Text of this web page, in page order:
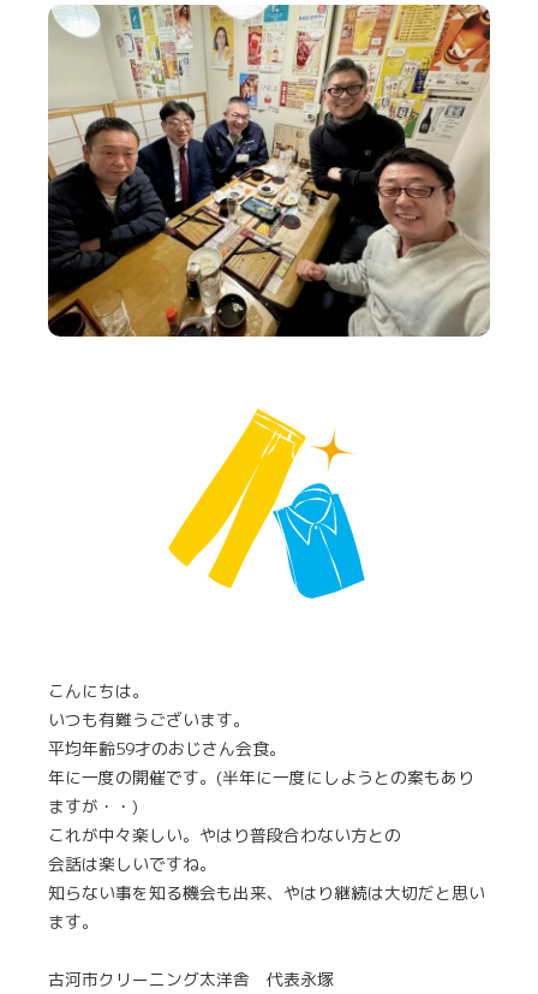
こんにちは。
いつも有難うございます。
平均年齢59才のおじさん会食。
年に一度の開催です。(半年に一度にしようとの案もあり
ますが・・)
これが中々楽しい。やはり普段合わない方との
会話は楽しいですね。
知らない事を知る機会も出来、やはり継続は大切だと思い
ます。
古河市クリーニング太洋舎 代表永塚